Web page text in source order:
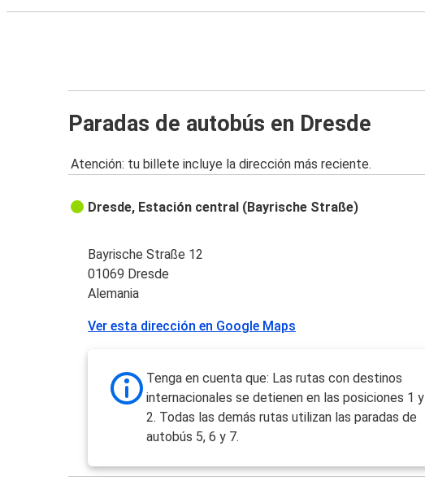
Paradas de autobús en Dresde
Atención: tu billete incluye la dirección más reciente.
Dresde, Estación central (Bayrische Straße)
Bayrische Straße 12
01069 Dresde
Alemania
Ver esta dirección en Google Maps
Tenga en cuenta que: Las rutas con destinos
internacionales se detienen en las posiciones 1 y
2. Todas las demás rutas utilizan las paradas de
autobús 5, 6 y 7.